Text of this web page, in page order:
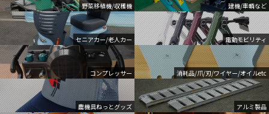
野菜移植機/収穫機 建機/車輌など
セニアカー/老人カー 電動モビリティ
コンプレッサー 消耗品/爪/刃/ワイヤー/オイルetc
農機具ねっとグッズ アルミ製品